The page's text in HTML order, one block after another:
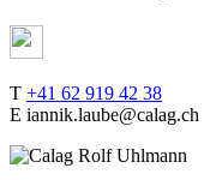
T +41 62 919 42 38
E iannik.laube@calag.ch